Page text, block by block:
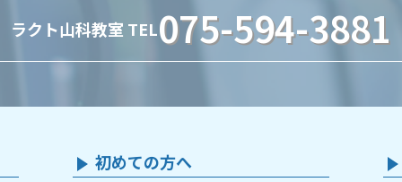
ラクト山科教室 TEL075-594-3881
初めての方へ